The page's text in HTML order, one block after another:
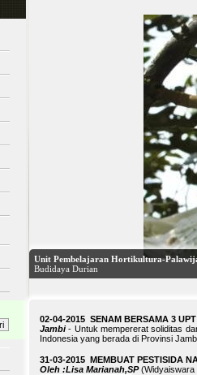
02-04-2015 SENAM BERSAMA 3
Jambi- Untuk mempererat soliditas
Indonesia yang berada di Provinsi
31-03-2015 MEMBUAT PESTISIDA
Oleh :Lisa Marianah,SP(Widyaiswara